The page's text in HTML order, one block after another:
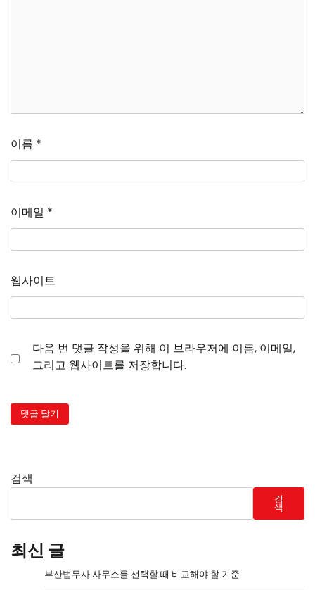
이름 *
이메일 *
웹사이트
다음 번 댓글 작성을 위해 이 브라우저에 이름, 이메일,
그리고 웹사이트를 저장합니다.
검색
검
색
최신 글
부산법무사 사무소를 선택할 때 비교해야 할 기준